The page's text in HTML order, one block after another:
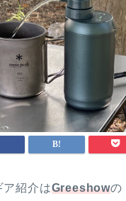
ア紹介はGreeshowの